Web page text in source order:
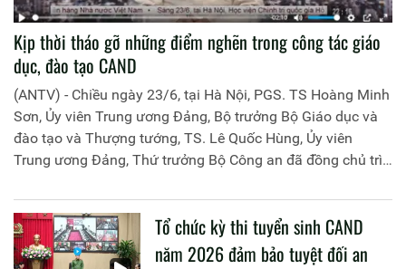
Kịp thời tháo gỡ những điểm nghẽn trong công tác giáo
dục, đào tạo CAND
(ANTV) - Chiều ngày 23/6, tại Hà Nội, PGS. TS Hoàng Minh
Sơn, Ủy viên Trung ương Đảng, Bộ trưởng Bộ Giáo dục và
đào tạo và Thượng tướng, TS. Lê Quốc Hùng, Ủy viên
Trung ương Đảng, Thứ trưởng Bộ Công an đã đồng chủ trì
liên quan đến công tác giáo dục và đào tạo của lực lượng
CAND.
Tổ chức kỳ thi tuyển sinh CAND
năm 2026 đảm bảo tuyệt đối an